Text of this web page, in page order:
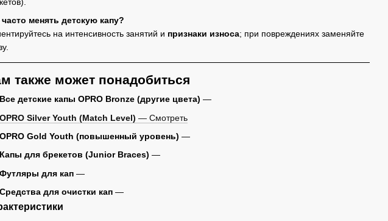
часто менять детскую капу?
на интенсивность занятий и признаки износа; при повреждениях заменяйте
также может понадобиться
Все детские капы OPRO Bronze (другие цвета) —
OPRO Silver Youth (Match Level) — Смотреть
OPRO Gold Youth (повышенный уровень) —
Капы для брекетов (Junior Braces) —
Футляры для кап —
Средства для очистки кап —